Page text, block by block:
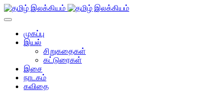
முகப்பு
இயல்
சிறுகதைகள்
கட்டுரைகள்
இசை
நாடகம்
கவிதை